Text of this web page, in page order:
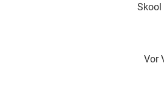
Skool
Vor